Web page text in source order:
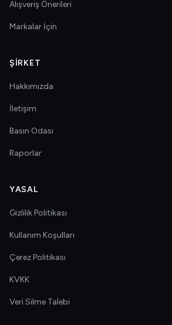
Alışveriş Önerileri
Markalar İçin
ŞIRKET
Hakkımızda
İletişim
Basın Odası
Raporlar
YASAL
Gizlilik Politikası
Kullanım Koşulları
Çerez Politikası
KVKK
Veri Silme Talebi